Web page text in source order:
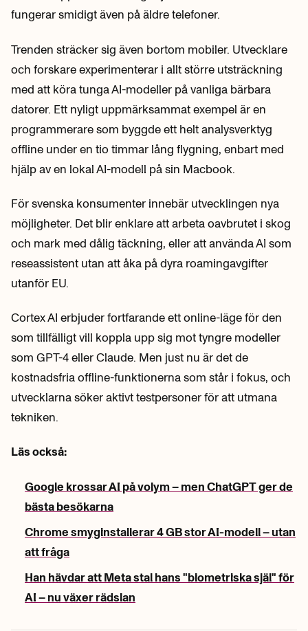
fungerar smidigt även på äldre telefoner.
Trenden sträcker sig även bortom mobiler. Utvecklare
och forskare experimenterar i allt större utsträckning
med att köra tunga AI-modeller på vanliga bärbara
datorer. Ett nyligt uppmärksammat exempel är en
programmerare som byggde ett helt analysverktyg
offline under en tio timmar lång flygning, enbart med
hjälp av en lokal AI-modell på sin Macbook.
För svenska konsumenter innebär utvecklingen nya
möjligheter. Det blir enklare att arbeta oavbrutet i skog
och mark med dålig täckning, eller att använda AI som
reseassistent utan att åka på dyra roamingavgifter
utanför EU.
Cortex AI erbjuder fortfarande ett online-läge för den
som tillfälligt vill koppla upp sig mot tyngre modeller
som GPT-4 eller Claude. Men just nu är det de
kostnadsfria offline-funktionerna som står i fokus, och
utvecklarna söker aktivt testpersoner för att utmana
tekniken.
Läs också:
Google krossar AI på volym – men ChatGPT ger de
bästa besökarna
Chrome smyginstallerar 4 GB stor AI-modell – utan
att fråga
Han hävdar att Meta stal hans "biometriska själ" för
AI – nu växer rädslan